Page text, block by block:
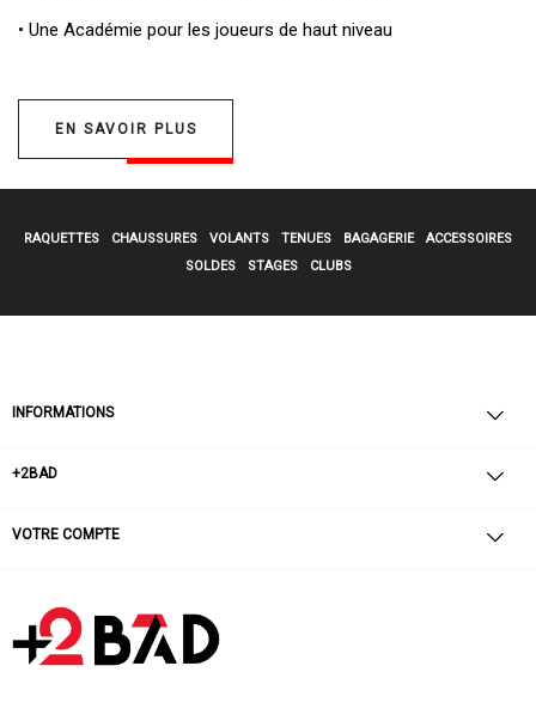
• Une Académie pour les joueurs de haut niveau
EN SAVOIR PLUS
RAQUETTES CHAUSSURES VOLANTS TENUES BAGAGERIE
ACCESSOIRES
SOLDES
STAGES CLUBS
INFORMATIONS
+2BAD
VOTRE COMPTE